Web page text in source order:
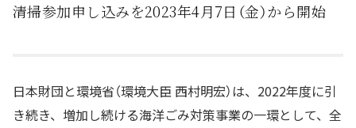
清掃参加申し込みを2023年4月7日（金）から開始
日本財団と環境省（環境大臣 西村明宏）は、2022年度に引
き続き、増加し続ける海洋ごみ対策事業の一環として、全